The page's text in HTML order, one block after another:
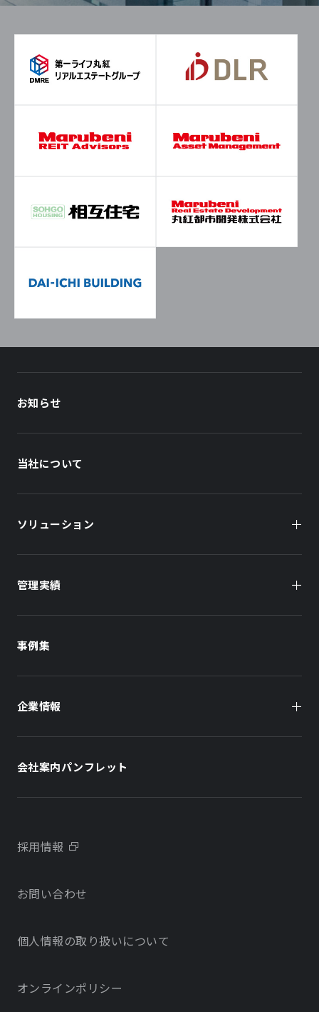
お知らせ
当社について
ソリューション
オーナー様向け
オフィスビル
住まい（社宅・賃貸住宅）
学校・教育施設
不動産開発をご検討の方へ
物件をお探しの方向け
オフィス・店舗をお探しの方へ
管理実績
住まい（賃貸住宅）
事例集
企業情報
会社案内パンフレット
採用情報
お問い合わせ
個人情報の取り扱いについて
オンラインポリシー